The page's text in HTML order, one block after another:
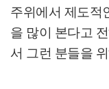
주위에서 제도적
을 많이 본다고
서 그런 분들을